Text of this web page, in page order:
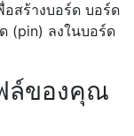
สร้างบอร์ด บอร์ด
(pin) ลงในบอร์ด
ล์ของคุณ